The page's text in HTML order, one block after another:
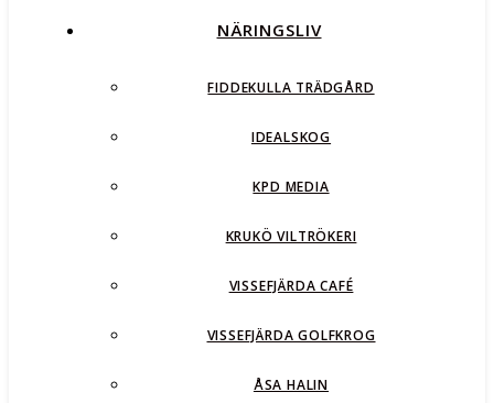
NÄRINGSLIV
FIDDEKULLA TRÄDGÅRD
IDEALSKOG
KPD MEDIA
KRUKÖ VILTRÖKERI
VISSEFJÄRDA CAFÉ
VISSEFJÄRDA GOLFKROG
ÅSA HALIN